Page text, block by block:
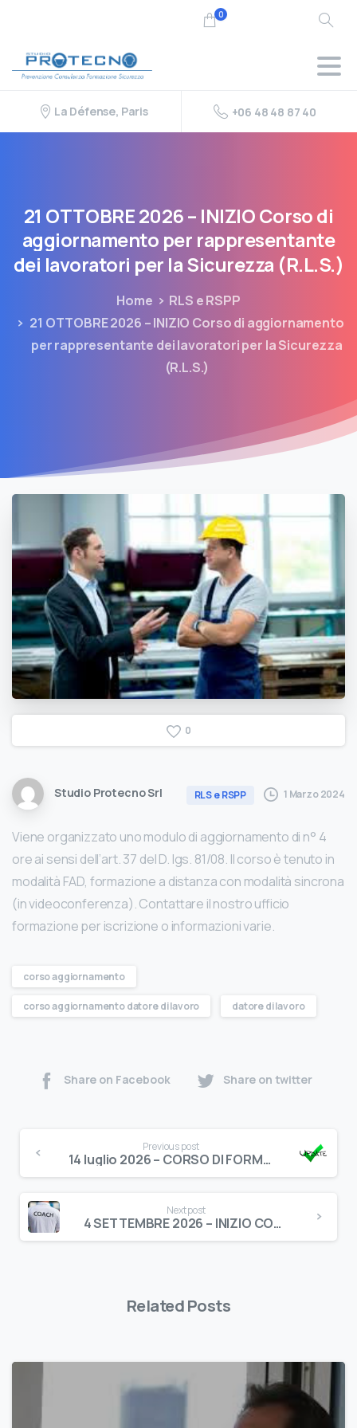
0
La Défense, Paris +06 48 48 87 40
21 OTTOBRE2026– INIZIOCorsodi
aggiornamento per rappresentante
dei lavoratori per laSicurezza (R.L.S.)
Home
RLS e RSPP
21 OTTOBRE 2026 – INIZIO Corso di aggiornamento
per rappresentante dei lavoratori per la Sicurezza
(R.L.S.)
0
Studio Protecno Srl RLS e RSPP 1 Marzo 2024
Viene organizzato uno modulo di aggiornamento di n° 4
ore ai sensi dell’art. 37 del D. lgs. 81/08. Il corso è tenuto in
modalità FAD, formazione a distanza con modalità sincrona
(in videoconferenza). Contattare il nostro ufficio
formazione per iscrizione o informazioni varie.
corso aggiornamento
corso aggiornamento datore di lavoro datore di lavoro
Share on Facebook Share on twitter
Previous post
14 luglio 2026 – CORSO DI FORMAZIONE PER AGGIORNAMENTO PREPOSTO – NUOVA NORMATIVA (LEGGE 215 DEL 17/12/21)
Next post
4 SETTEMBRE 2026 – INIZIO CORSO DI FORMAZIONE PER PREPOSTO – NUOVA NORMATIVA (LEGGE 215 DEL 17/12/21)
Related Posts